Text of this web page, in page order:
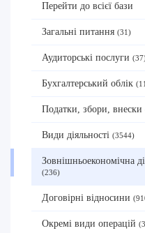
Перейти до всієї бази
Загальні питання (31)
Аудиторські послуги
Бухгалтерський облік
Податки, збори, внески
Види діяльності (3544)
Зовнішньоекономічна
(236)
Договірні відносини
Окремі види операцій